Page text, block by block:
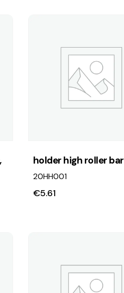
holder high roller bar
20HH001
€5.61